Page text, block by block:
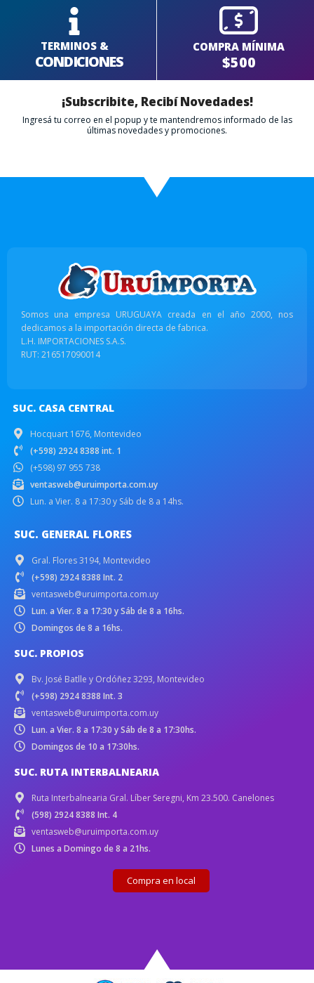
TERMINOS &
CONDICIONES
COMPRA MÍNIMA
$500
¡Subscribite, Recibí Novedades!
Ingresá tu correo en el popup y te mantendremos informado de las
últimas novedades y promociones.
Somos una empresa URUGUAYA creada en el año 2000, nos
dedicamos a la importación directa de fabrica.
L.H. IMPORTACIONES S.A.S.
RUT: 216517090014
SUC. CASA CENTRAL
Hocquart 1676, Montevideo
(+598) 2924 8388 int. 1
(+598) 97 955 738
ventasweb@uruimporta.com.uy
Lun. a Vier. 8 a 17:30 y Sáb de 8 a 14hs.
SUC. GENERAL FLORES
Gral. Flores 3194, Montevideo
(+598) 2924 8388 Int. 2
ventasweb@uruimporta.com.uy
Lun. a Vier. 8 a 17:30 y Sáb de 8 a 16hs.
Domingos de 8 a 16hs.
SUC. PROPIOS
Bv. José Batlle y Ordóñez 3293, Montevideo
(+598) 2924 8388 Int. 3
ventasweb@uruimporta.com.uy
Lun. a Vier. 8 a 17:30 y Sáb de 8 a 17:30hs.
Domingos de 10 a 17:30hs.
SUC. RUTA INTERBALNEARIA
Ruta Interbalnearia Gral. Líber Seregni, Km 23.500. Canelones
(598) 2924 8388 Int. 4
ventasweb@uruimporta.com.uy
Lunes a Domingo de 8 a 21hs.
Compra en local